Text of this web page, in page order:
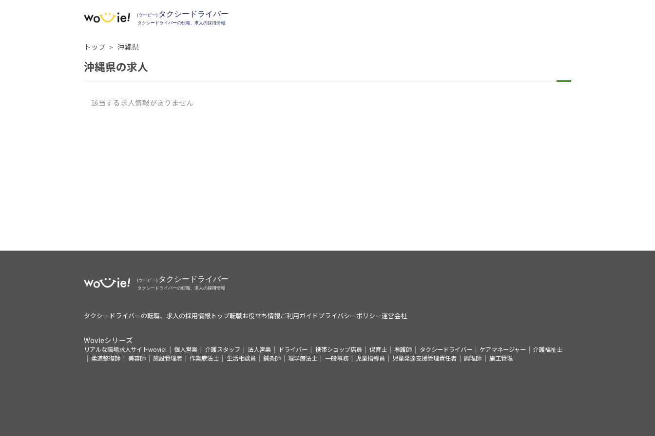
トップ 沖縄県
沖縄県の求人
該当する求人情報がありません
タクシードライバーの転職、求人の採用情報トップ転職お役立ち情報ご利用ガイドプライバシーポリシー運営会社
Wovieシリーズ
リアルな職場求人サイトwovie! 個人営業 介護スタッフ 法人営業 ドライバー 携帯ショップ店員 保育士 看護師 タクシードライバー ケアマネージャー
介護福祉士
柔道整復師
美容師 施設管理者 作業療法士 生活相談員 鍼灸師 理学療法士 一般事務 児童指導員 児童発達支援管理責任者 調理師 施工管理